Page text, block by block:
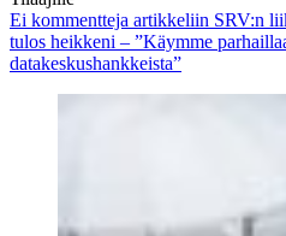
Ei kommentteja artikkeliin SRV:n
tulos heikkeni – ”Käymme
datakeskushankkeista”